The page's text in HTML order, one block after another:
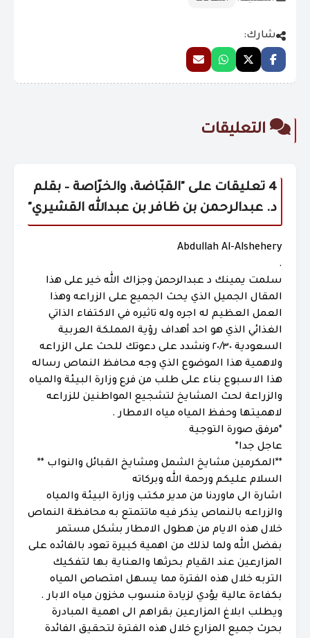
شارك:
التعليقات
4 تعليقات على "
القبّاضة، والخرّاصة – بقلم
د. عبدالرحمن بن ظافر بن عبدالله القشيري"
Abdullah Al-Alshehery
.
سلمت يمينك د عبدالرحمن وجزاك الله خير على هذا
المقال الجميل الذي يحث الجميع على الزراعه وهذا
العمل العظيم له اجره وله تاثيره في الاكتفاء الذاتي
الغذائي الذي هو احد أهداف رؤية المملكة العربية
السعودية ٢٠/٣٠ ونشدد على دعوتك للحث على الزراعه
ولاهمية هذا الموضوع الذي وجه محافظ النماص رساله
هذا الاسبوع بناء على طلب من فرع وزارة البيئة والمياه
والزراعة لحث المشايخ لتشجيع المواطنين للزراعه
لاهميتها وحفظ المياه مياه الامطار .
*مرفق صورة التوجية
عاجل جدا*
**المكرمين مشايخ الشمل ومشايخ القبائل والنواب **
السلام عليكم ورحمة الله وبركاته
اشارة الى ماوردنا من مدير مكتب وزارة البيئة والمياه
والزراعه بالنماص يذكر فيه ماتتمتع به محافظة النماص
خلال هذه الايام من هطول الامطار بشكل مستمر
بفضل الله ولما لذلك من اهمية كبيرة تعود بالفائده على
المزارعين عند القيام بحرثها والعناية بها لتفكيك
التربه خلال هذه الفترة مما يسهل امتصاص المياه
بكفاءة عالية يؤدي لزيادة منسوب مخزون مياه الابار .
ويطلب ابلاغ المزارعين بقراهم الى اهمية المبادرة
بحرث جميع المزارع خلال هذه الفترة لتحقيق الفائدة